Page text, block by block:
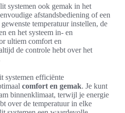
systemen ook gemak in het
afstandsbediening of een
temperatuur instellen, de
en het systeem in- en
ultiem comfort en
de controle hebt over het
systemen efficiënte
comfort en gemak. Je kunt
binnenklimaat, terwijl je energie
over de temperatuur in elke